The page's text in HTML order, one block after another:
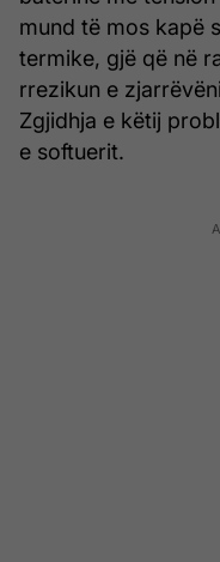
mund të mos kapë
termike, gjë që në
rrezikun e
Zgjidhja e këtij
e softuerit.